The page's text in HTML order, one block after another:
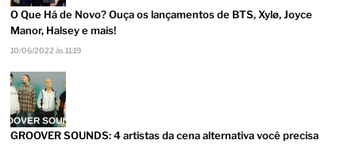
O Que Há de Novo? Ouça os lançamentos de BTS, Xylø, Joyce
Manor, Halsey e mais!
10/06/2022 às 11:19
GROOVER SOUNDS: 4 artistas da cena alternativa você precisa